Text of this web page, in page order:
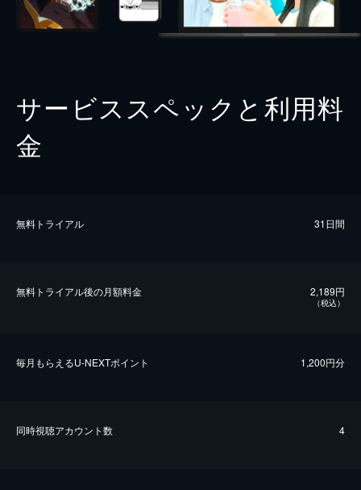
サービススペックと利用料
金
無料トライアル 31日間
無料トライアル後の⽉額料金 2,189円
（税込）
毎⽉もらえるU-NEXTポイント 1,200円分
同時視聴アカウント数 4